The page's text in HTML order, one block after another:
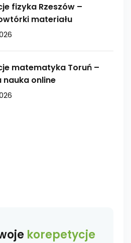
fizyka Rzeszów –
materiału
matematyka Toruń –
nauka online
korepetycje